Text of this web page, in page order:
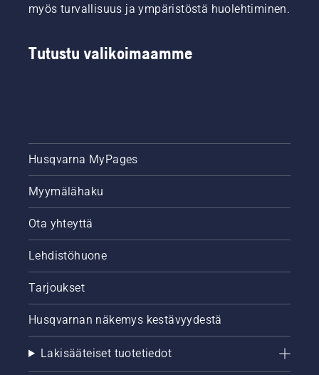
myös turvallisuus ja ympäristöstä huolehtiminen.
Tutustu valikoimaamme
Husqvarna MyPages
Myymälähaku
Ota yhteyttä
Lehdistöhuone
Tarjoukset
Husqvarnan näkemys kestävyydestä
Lakisääteiset tuotetiedot